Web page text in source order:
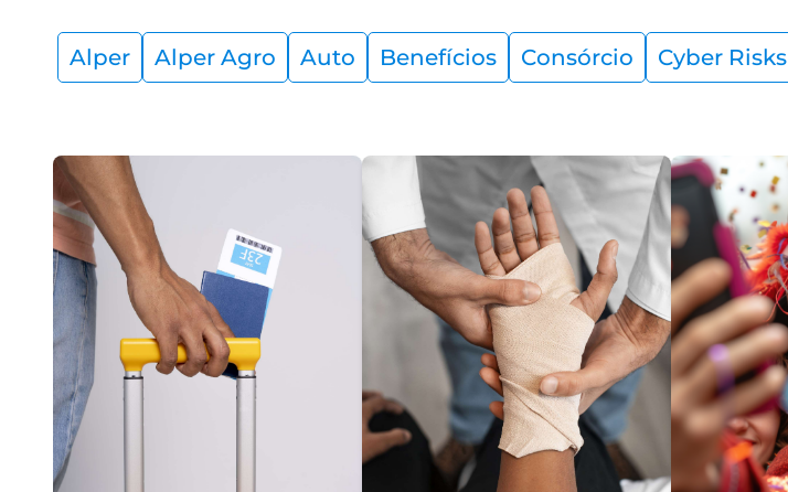
Alper Alper Agro Auto Benefícios Consórcio Cyber Risks